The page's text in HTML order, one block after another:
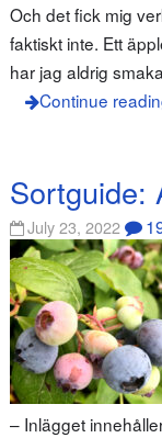
Och det fick mig
faktiskt inte. Ett
har jag aldrig
Continue
Sortguide:
July 23, 2022
– Inlägget